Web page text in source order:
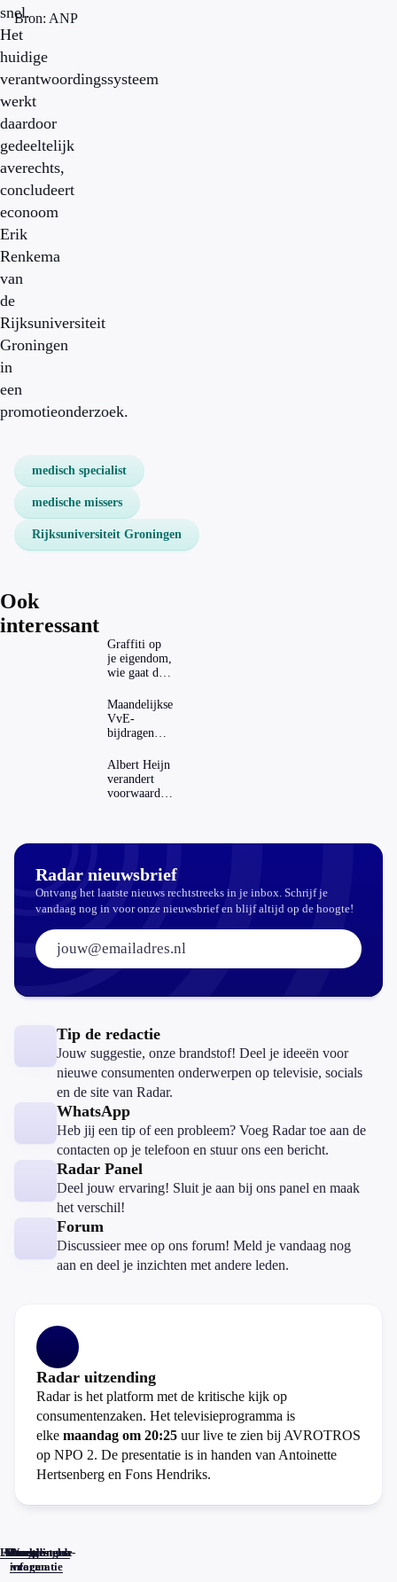
snel.
Het
huidige
verantwoordingssysteem
werkt
daardoor
gedeeltelijk
averechts,
concludeert
econoom
Erik
Renkema
van
de
Rijksuniversiteit
Groningen
in
een
promotieonderzoek.
Bron: ANP
medisch specialist
medische missers
Rijksuniversiteit Groningen
Ook
interessant
Graffiti op
je eigendom,
wie gaat dat
Maandelijkse
VvE-
bijdragen
dat invloed
op je
hypotheek?
Albert Heijn
verandert
voorwaarden
Radar nieuwsbrief
Ontvang het laatste nieuws rechtstreeks in je inbox. Schrijf je
vandaag nog in voor onze nieuwsbrief en blijf altijd op de hoogte!
E-mailadres:
Tip de redactie
Jouw suggestie, onze brandstof! Deel je ideeën voor
nieuwe consumenten onderwerpen op televisie, socials
en de site van Radar.
WhatsApp
Heb jij een tip of een probleem? Voeg Radar toe aan de
contacten op je telefoon en stuur ons een bericht.
Radar Panel
Deel jouw ervaring! Sluit je aan bij ons panel en maak
het verschil!
Forum
Discussieer mee op ons forum! Meld je vandaag nog
aan en deel je inzichten met andere leden.
Radar uitzending
Radar is het platform met de kritische kijk op
consumentenzaken. Het televisieprogramma is
elke maandag om 20:25 uur live te zien bij AVROTROS
op NPO 2. De presentatie is in handen van Antoinette
Hertsenberg en Fons Hendriks.
Home
Actueel
Uitzendingen
Reacties
Programma-
informatie
Veelgestelde
vragen